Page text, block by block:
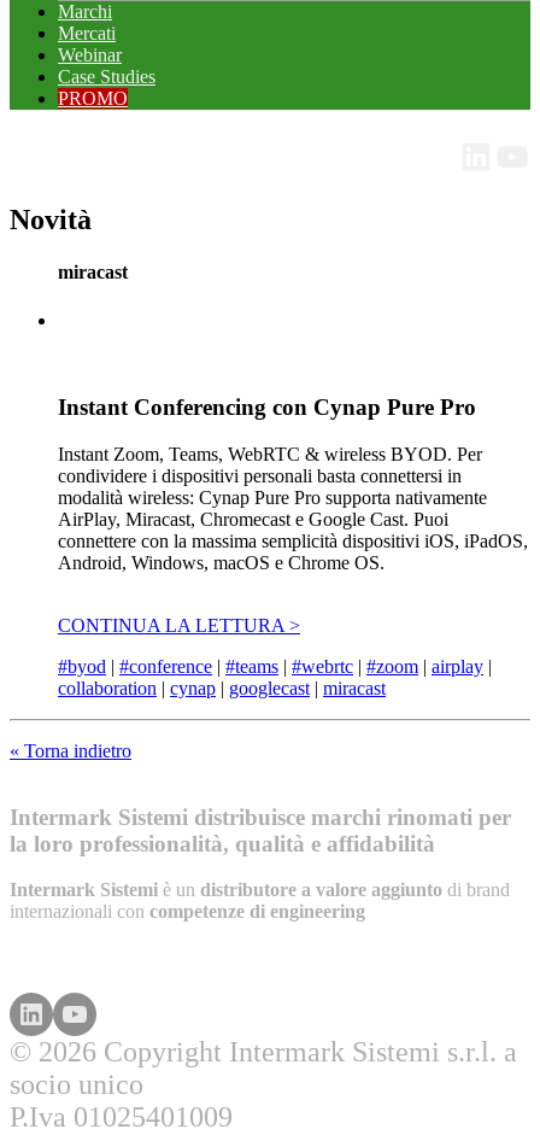
Marchi
Mercati
Webinar
Case Studies
PROMO
Novità
miracast
Instant Conferencing con Cynap Pure Pro
Instant Zoom, Teams, WebRTC & wireless BYOD. Per
condividere i dispositivi personali basta connettersi in
modalità wireless: Cynap Pure Pro supporta nativamente
AirPlay, Miracast, Chromecast e Google Cast. Puoi
connettere con la massima semplicità dispositivi iOS, iPadOS,
Android, Windows, macOS e Chrome OS.
CONTINUA LA LETTURA >
#byod | #conference | #teams | #webrtc | #zoom | airplay |
collaboration | cynap | googlecast | miracast
« Torna indietro
Intermark Sistemi distribuisce marchi rinomati per
la loro professionalità, qualità e affidabilità
Intermark Sistemi è un distributore a valore aggiunto di brand
internazionali con competenze di engineering
© 2026 Copyright Intermark Sistemi s.r.l. a
socio unico
P.Iva 01025401009